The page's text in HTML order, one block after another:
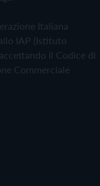
Italiana
IAP (Istituto
il Codice di
Commerciale